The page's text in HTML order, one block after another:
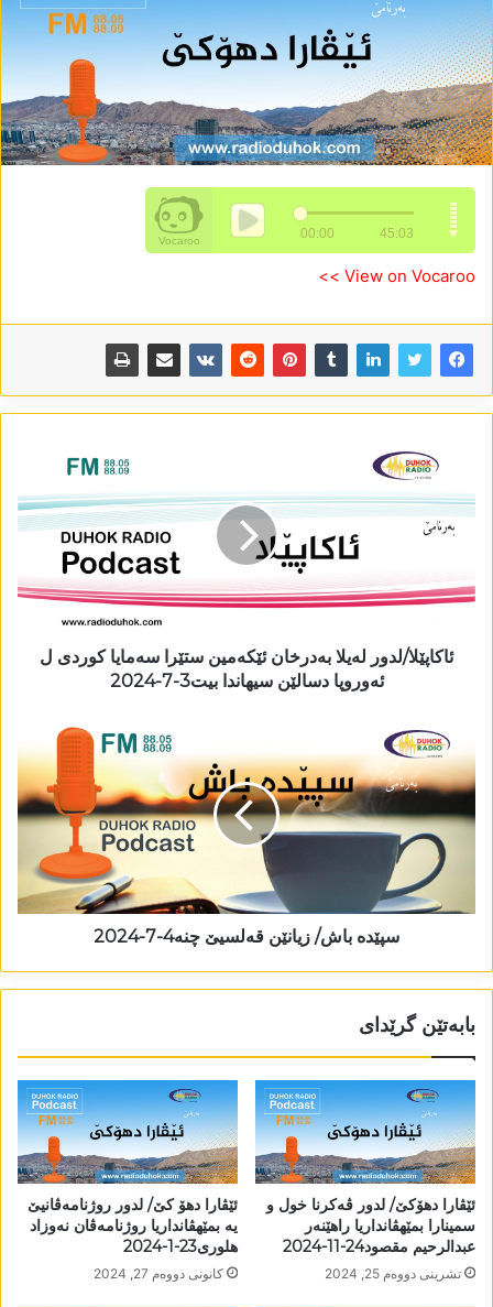
View on Vocaroo >>
ئاکاپێلا/لدور لەیلا بەدرخان ئێکەمین ستێرا سەمایا کوردی ل
ئەوروپا دسالێن سیھاندا بیت3-7-2024
سپێدە باش/ زیانێن قەلسیێ چنە4-7-2024
بابەتێن گرێدای
ئێڤارا دھۆکێ/ لدور ڤەکرنا خول و
سمینارا بمێھڤانداریا راھێنەر
عبدالرحیم مقصود24-11-2024
تشرینی دووه‌م 25, 2024
ئێڤارا دھۆ کێ/ لدور روژنامەڤانیێ
یە بمێھڤانداریا روژنامەڤان نەوزاد
ھلوری23-1-2024
كانونی دووه‌م 27, 2024